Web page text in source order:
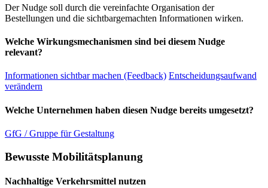
Der Nudge soll durch die vereinfachte Organisation der
Bestellungen und die sichtbargemachten Informationen wirken.
Welche Wirkungsmechanismen sind bei diesem Nudge
relevant?
Informationen sichtbar machen (Feedback) Entscheidungsaufwand
verändern
Welche Unternehmen haben diesen Nudge bereits umgesetzt?
GfG / Gruppe für Gestaltung
Bewusste Mobilitätsplanung
Nachhaltige Verkehrsmittel nutzen